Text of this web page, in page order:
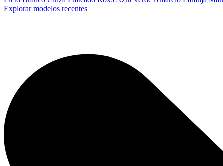
Explorar modelos recentes